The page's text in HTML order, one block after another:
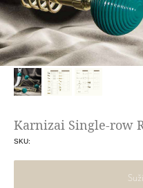
Karnizai Single-row
SKU: